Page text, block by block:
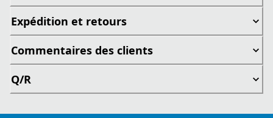
Expédition et retours
Commentaires des clients
Q/R